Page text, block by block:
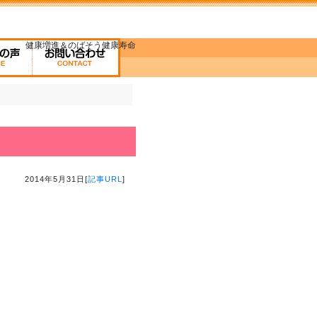
健康増進＆のばそう健康寿命
2014年5月31日[記事URL ]